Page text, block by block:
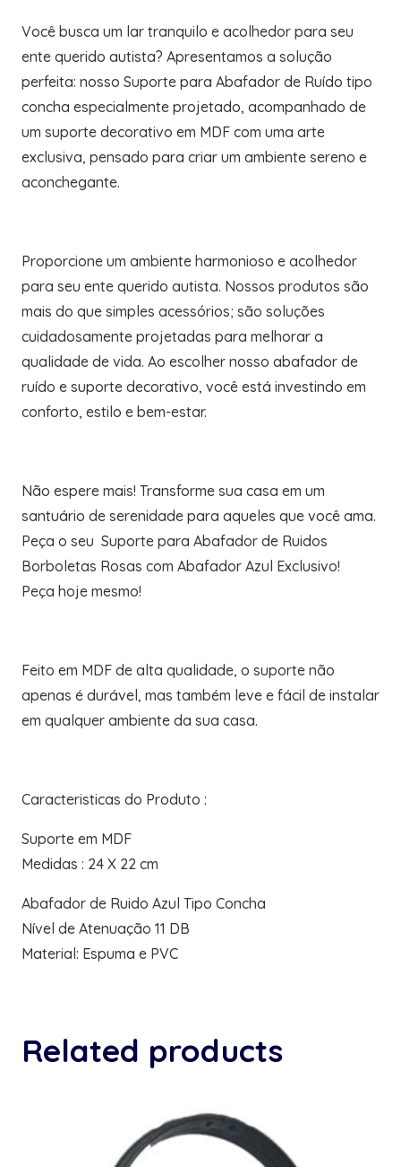
Você busca um lar tranquilo e acolhedor para seu
ente querido autista? Apresentamos a solução
perfeita: nosso Suporte para Abafador de Ruído tipo
concha especialmente projetado, acompanhado de
um suporte decorativo em MDF com uma arte
exclusiva, pensado para criar um ambiente sereno e
aconchegante.
Proporcione um ambiente harmonioso e acolhedor
para seu ente querido autista. Nossos produtos são
mais do que simples acessórios; são soluções
cuidadosamente projetadas para melhorar a
qualidade de vida. Ao escolher nosso abafador de
ruído e suporte decorativo, você está investindo em
conforto, estilo e bem-estar.
Não espere mais! Transforme sua casa em um
santuário de serenidade para aqueles que você ama.
Peça o seu Suporte para Abafador de Ruidos
Borboletas Rosas com Abafador Azul Exclusivo!
Peça hoje mesmo!
Feito em MDF de alta qualidade, o suporte não
apenas é durável, mas também leve e fácil de instalar
em qualquer ambiente da sua casa.
Caracteristicas do Produto :
Suporte em MDF
Medidas : 24 X 22 cm
Abafador de Ruido Azul Tipo Concha
Nível de Atenuação 11 DB
Material: Espuma e PVC
Related products